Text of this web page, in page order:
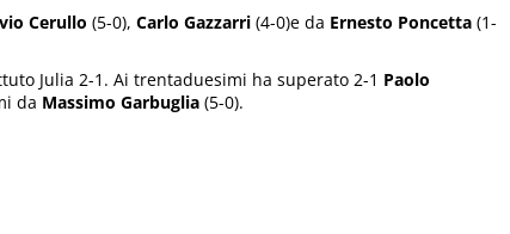
Cerullo (5-0), Carlo Gazzarri (4-0)e da Ernesto Poncetta (1-
Julia 2-1. Ai trentaduesimi ha superato 2-1 Paolo
da Massimo Garbuglia (5-0).